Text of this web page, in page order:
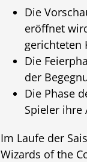
Die
eröffnet
gerichteten
Die
der
Die Phase
Spieler ihre
Im Laufe der
Wizards of the